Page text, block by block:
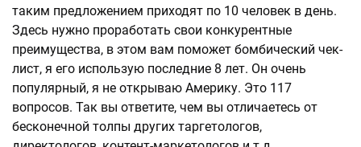
таким предложением приходят по 10 человек в день.
Здесь нужно проработать свои конкурентные
преимущества, в этом вам поможет бомбический чек-
лист, я его использую последние 8 лет. Он очень
популярный, я не открываю Америку. Это 117
вопросов. Так вы ответите, чем вы отличаетесь от
бесконечной толпы других таргетологов,